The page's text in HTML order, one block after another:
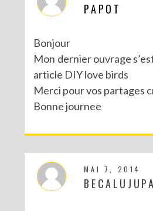
PAPOT
Bonjour
Mon dernier ouvrage
article DIY love birds
Merci pour vos partages
Bonne journee
MAI 7, 2014
BECALUJUPA